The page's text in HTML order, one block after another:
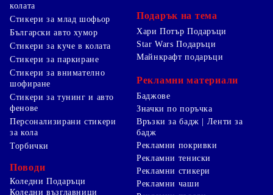
колата
Стикери за млад шофьор
Български авто хумор
Стикери за куче в колата
Стикери за паркиране
Стикери за внимателно
шофиране
Стикери за тунинг и авто
фенове
Персонализирани стикери
за кола
Торбички
Поводи
Коледни Подаръци
Коледни възглавници
Подарък на тема
Хари Потър Подаръци
Star Wars Подаръци
Майнкрафт подаръци
Рекламни материали
Баджове
Значки по поръчка
Връзки за бадж | Ленти за
бадж
Рекламни покривки
Рекламни тениски
Рекламни стикери
Рекламни чаши